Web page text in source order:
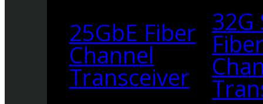
25GbE Fiber
Channel
Transceiver
32G